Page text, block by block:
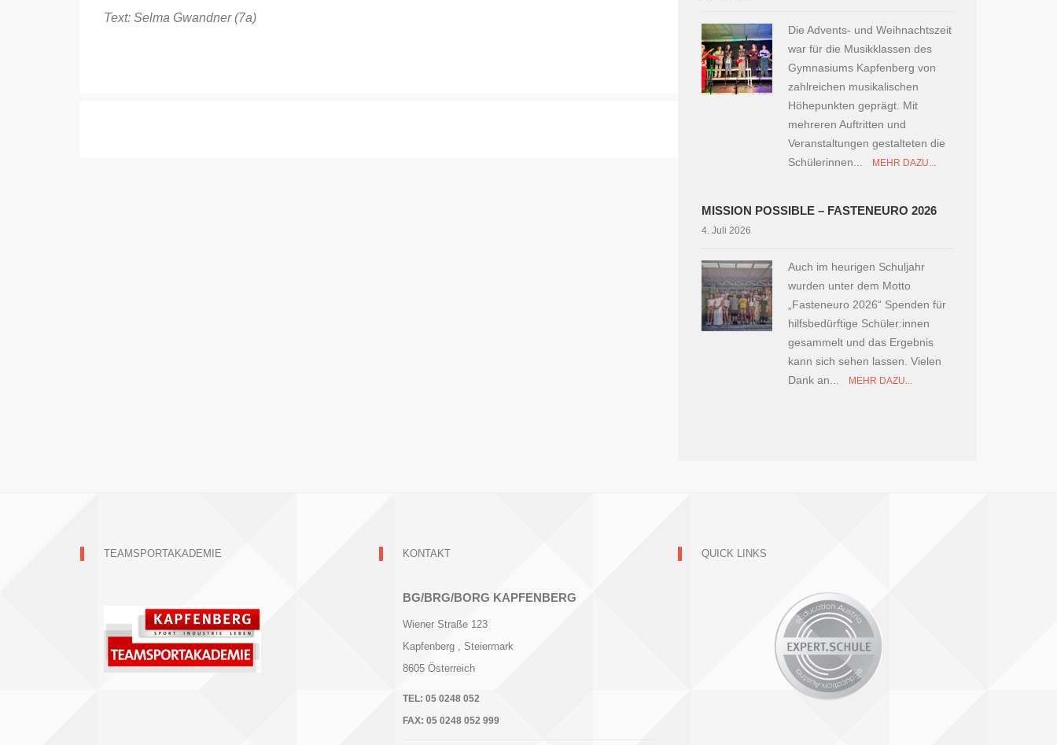
Text: Selma Gwandner (7a)
Die Advents- und Weihnachtszeit
war für die Musikklassen des
Gymnasiums Kapfenberg von
zahlreichen musikalischen
Höhepunkten geprägt. Mit
mehreren Auftritten und
Veranstaltungen gestalteten die
Schülerinnen...
MEHR DAZU...
MISSION POSSIBLE – FASTENEURO 2026
4. Juli 2026
Auch im heurigen Schuljahr
wurden unter dem Motto
„Fasteneuro 2026“ Spenden für
hilfsbedürftige Schüler:innen
gesammelt und das Ergebnis
kann sich sehen lassen. Vielen
Dank an...
MEHR DAZU...
TEAMSPORTAKADEMIE KONTAKT
BG/BRG/BORG KAPFENBERG
Wiener Straße 123
Kapfenberg , Steiermark
8605 Österreich
TEL: 05 0248 052
FAX: 05 0248 052 999
QUICK LINKS